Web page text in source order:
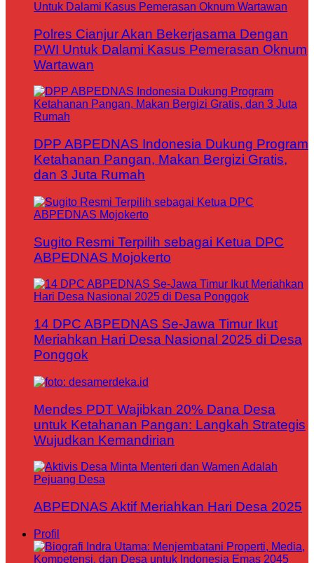
Polres Cianjur Akan Bekerjasama Dengan
PWI Untuk Dalami Kasus Pemerasan Oknum
Wartawan
DPP ABPEDNAS Indonesia Dukung Program
Ketahanan Pangan, Makan Bergizi Gratis,
dan 3 Juta Rumah
Sugito Resmi Terpilih sebagai Ketua DPC
ABPEDNAS Mojokerto
14 DPC ABPEDNAS Se-Jawa Timur Ikut
Meriahkan Hari Desa Nasional 2025 di Desa
Ponggok
Mendes PDT Wajibkan 20% Dana Desa
untuk Ketahanan Pangan: Langkah Strategis
Wujudkan Kemandirian
ABPEDNAS Aktif Meriahkan Hari Desa 2025
Profil